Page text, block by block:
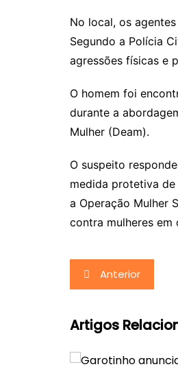
No local, os
Segundo a Polícia
agressões físicas e
O homem foi
durante a
Mulher (Deam).
O suspeito
medida protetiva de
a Operação Mulher
contra mulheres
de
Post
Anterior
Artigos